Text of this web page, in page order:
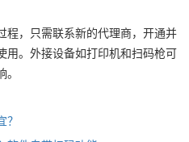
程，只需联系新的代理商，开通并
。外接设备如打印机和扫码枪可
。
？